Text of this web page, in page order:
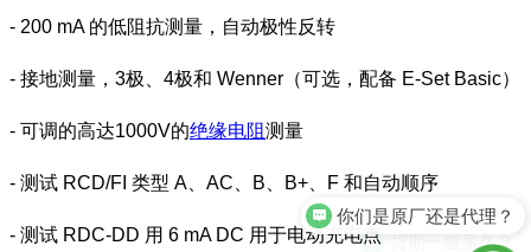
- 200 mA 的低阻抗测量，自动极性反转
- 接地测量，3极、4极和 Wenner（可选，配备 E-Set Basic）
- 可调的高达1000V的绝缘电阻测量
- 测试 RCD/FI 类型 A、AC、B、B+、F 和自动顺序
- 测试 RDC-DD 用 6 mA DC 用于电动充电点
你们是原厂还是代理？
货期一般多久？